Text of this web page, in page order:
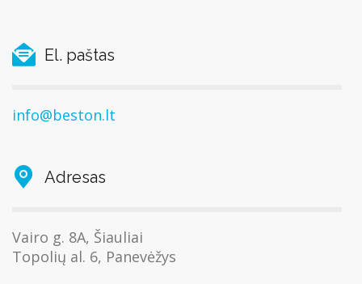
El. paštas
info@beston.lt
Adresas
Vairo g. 8A, Šiauliai
Topolių al. 6, Panevėžys